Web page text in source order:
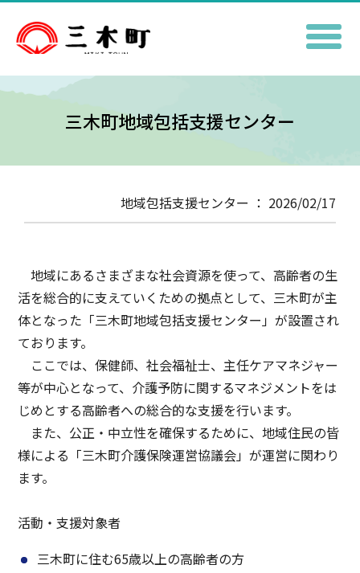
三木町地域包括支援センター
地域包括支援センター ： 2026/02/17
地域にあるさまざまな社会資源を使って、高齢者の生
活を総合的に支えていくための拠点として、三木町が主
体となった「三木町地域包括支援センター」が設置され
ております。
ここでは、保健師、社会福祉士、主任ケアマネジャー
等が中心となって、介護予防に関するマネジメントをは
じめとする高齢者への総合的な支援を行います。
また、公正・中立性を確保するために、地域住民の皆
様による「三木町介護保険運営協議会」が運営に関わり
ます。
活動・支援対象者
三木町に住む65歳以上の高齢者の方